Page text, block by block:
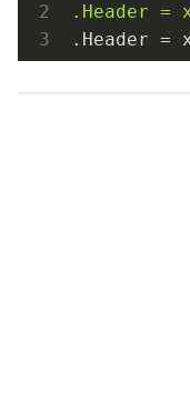
.Header
.Header =